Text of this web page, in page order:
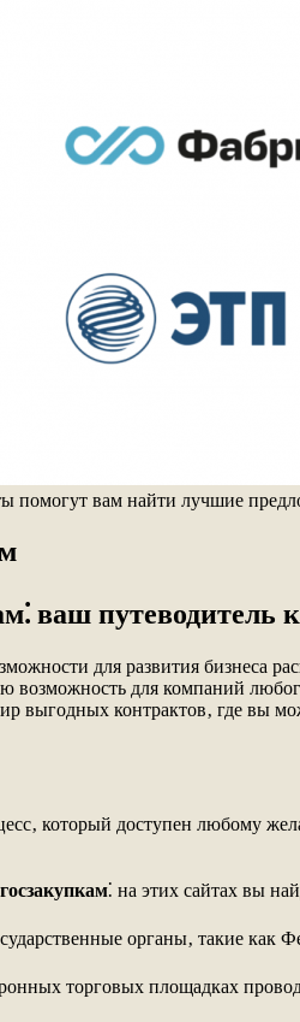
вам найти лучшие
ваш
для развития бизнеса
возможность для компаний
выгодных контрактов‚ где вы
который доступен любому
⁚ на этих сайтах вы
органы‚ такие
торговых площадках